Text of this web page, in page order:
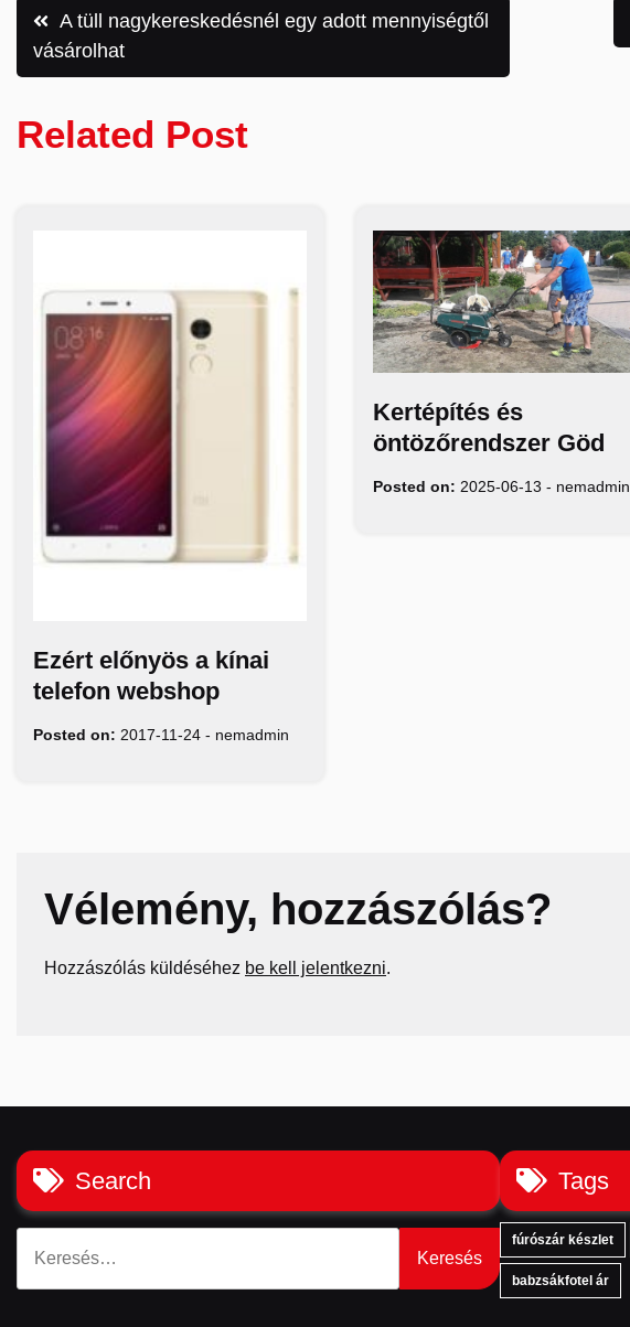
Bejegyzés
navigáció
A tüll nagykereskedésnél egy adott mennyiségtől
vásárolhat
Related Post
Ezért előnyös a kínai
telefon webshop
Posted on: 2017-11-24 - nemadmin
Kertépítés és
öntözőrendszer Göd
Posted on: 2025-06-13 - nemadmin
Vélemény, hozzászólás?
Hozzászólás küldéséhez be kell jelentkezni.
Search Tags
fúrószár készlet
babzsákfotel ár